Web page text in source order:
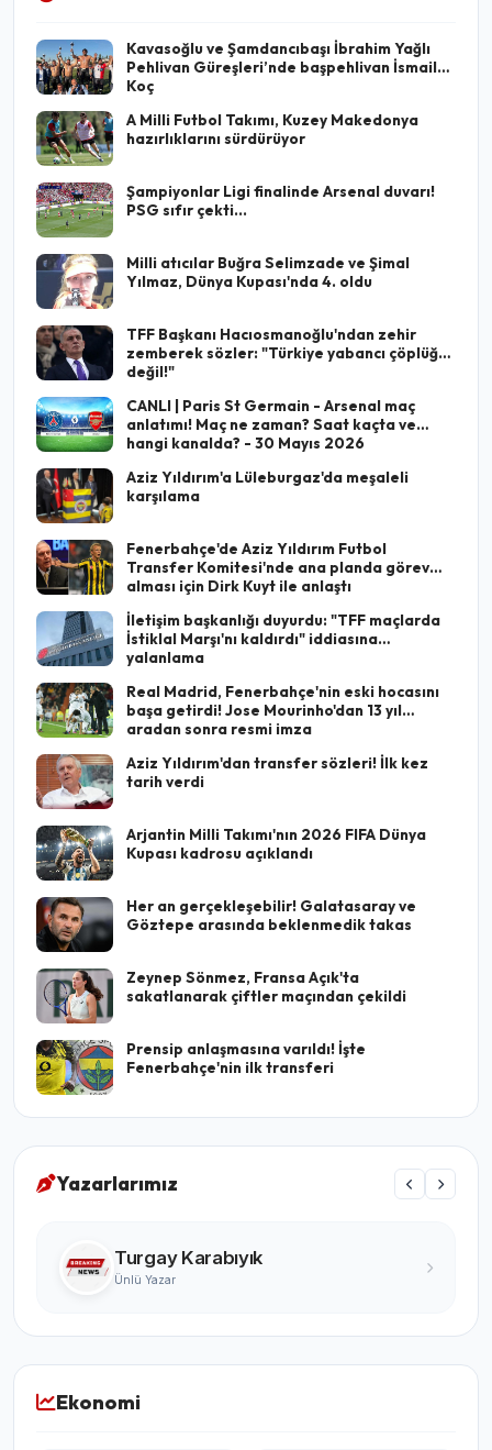
Kavasoğlu ve Şamdancıbaşı İbrahim Yağlı
Pehlivan Güreşleri’nde başpehlivan İsmail
Koç
A Milli Futbol Takımı, Kuzey Makedonya
hazırlıklarını sürdürüyor
Şampiyonlar Ligi finalinde Arsenal duvarı!
PSG sıfır çekti...
Milli atıcılar Buğra Selimzade ve Şimal
Yılmaz, Dünya Kupası'nda 4. oldu
TFF Başkanı Hacıosmanoğlu'ndan zehir
zemberek sözler: "Türkiye yabancı çöplüğü
değil!"
CANLI | Paris St Germain - Arsenal maç
anlatımı! Maç ne zaman? Saat kaçta ve
hangi kanalda? - 30 Mayıs 2026
Aziz Yıldırım'a Lüleburgaz'da meşaleli
karşılama
Fenerbahçe'de Aziz Yıldırım Futbol
Transfer Komitesi'nde ana planda görev
alması için Dirk Kuyt ile anlaştı
İletişim başkanlığı duyurdu: "TFF maçlarda
İstiklal Marşı'nı kaldırdı" iddiasına
yalanlama
Real Madrid, Fenerbahçe'nin eski hocasını
başa getirdi! Jose Mourinho'dan 13 yıl
aradan sonra resmi imza
Aziz Yıldırım'dan transfer sözleri! İlk kez
tarih verdi
Arjantin Milli Takımı'nın 2026 FIFA Dünya
Kupası kadrosu açıklandı
Her an gerçekleşebilir! Galatasaray ve
Göztepe arasında beklenmedik takas
Zeynep Sönmez, Fransa Açık'ta
sakatlanarak çiftler maçından çekildi
Prensip anlaşmasına varıldı! İşte
Fenerbahçe'nin ilk transferi
Yazarlarımız
Turgay Karabıyık
Ünlü Yazar
Ekonomi